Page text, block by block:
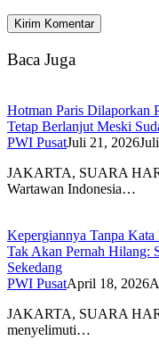
Baca Juga
Hotman Paris Dilaporkan
Tetap Berlanjut Meski
PWI PusatJuli 21, 2026
JAKARTA, SUARA
Wartawan Indonesia…
Kepergiannya Tanpa Kata
Tak Akan Pernah Hilang:
Sekedang
PWI PusatApril 18, 2026
JAKARTA, SUARA
menyelimuti…